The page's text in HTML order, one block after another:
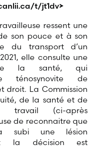
t/jt1dv>
ressent une
son pouce et à son
du transport d’un
elle consulte une
de la santé, qui
ténosynovite de
droit. La Commission
de la santé et de
(ci-après
de reconnaitre que
subi une lésion
et la décision est